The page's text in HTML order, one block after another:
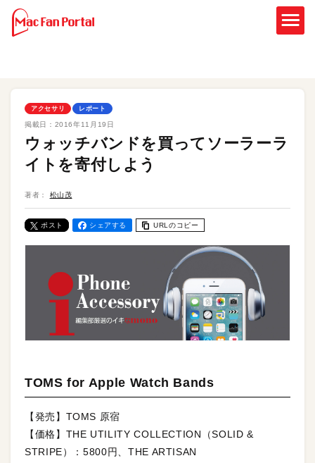
アクセサリ レポート
掲載日： 2016年11月19日
ウォッチバンドを買ってソーラーラ
イトを寄付しよう
著者： 松山茂
ポスト シェアする URLのコピー
TOMS for Apple Watch Bands
【発売】TOMS 原宿
【価格】THE UTILITY COLLECTION（SOLID &
STRIPE）：5800円、THE ARTISAN